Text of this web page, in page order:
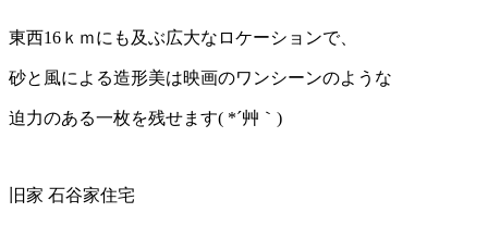
東西16ｋｍにも及ぶ広大なロケーションで、
砂と風による造形美は映画のワンシーンのような
迫力のある一枚を残せます( *´艸｀)
旧家 石谷家住宅